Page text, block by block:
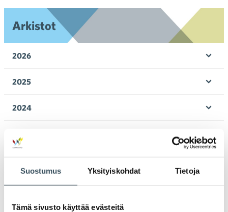
Suostumus Yksityiskohdat Tietoja
Tämä sivusto käyttää evästeitä
Arkistot
2026
2025
2024
2022
2021